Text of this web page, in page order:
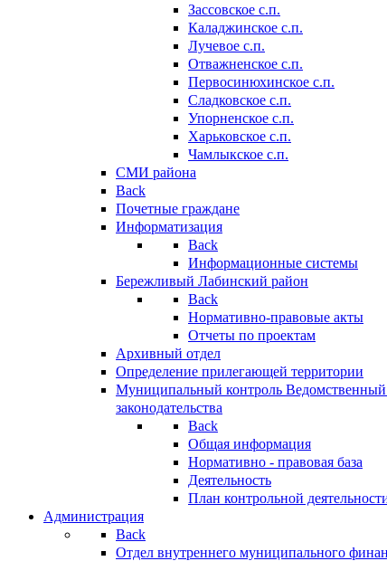
Зассовское с.п.
Каладжинское с.п.
Лучевое с.п.
Отважненское с.п.
Первосинюхинское с.п.
Сладковское с.п.
Упорненское с.п.
Харьковское с.п.
Чамлыкское с.п.
СМИ района
Back
Почетные граждане
Информатизация
Back
Информационные системы
Бережливый Лабинский район
Back
Нормативно-правовые акты
Отчеты по проектам
Архивный отдел
Определение прилегающей территории
Муниципальный контроль Ведомственный
законодательства
Back
Общая информация
Нормативно - правовая база
Деятельность
План контрольной
Администрация
Back
Отдел внутреннего муниципального